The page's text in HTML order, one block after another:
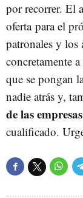
por recorrer. El
oferta para el
patronales y los
concretamente
que se pongan
nadie atrás y,
de las empresas
cualificado.